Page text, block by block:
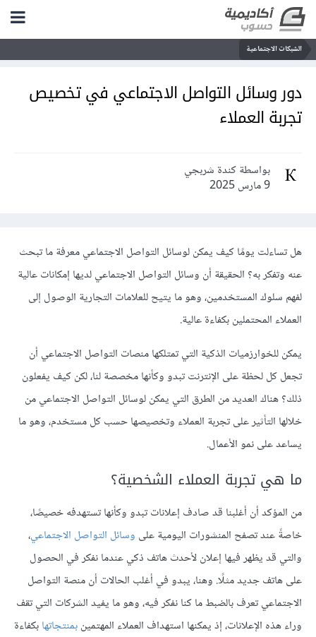
الشبكات الاجتماعية
دور وسائل التواصل الاجتماعي في تخصيص
تجربة العملاء
بواسطة كندة شربجي
9 مارس 2025
هل تساءلت يومًا كيف يمكن لوسائل التواصل الاجتماعي معرفة ما تبحث
عنه وتفكر به؟ الحقيقة أن وسائل التواصل الاجتماعي لديها إمكانات عالية
لفهم سلوك المستخدمين، وهو ما يتيح للعلامات التجارية الوصول إلى
العملاء المحتملين بكفاءة عالية.
يمكن للخوارزميات الذكية التي تمتلكها منصات التواصل الاجتماعي أن
تجعل كل لحظة على الإنترنت تبدو وكأنها مخصصة لنا، لكن كيف يفعلون
ذلك؟ هناك العديد من الطرق التي يمكن لوسائل التواصل الاجتماعي من
خلالها التأثير على تجربة العملاء وتخصيصها حسب كل مستخدم، وهو ما
يساعد على نمو الأعمال.
ما هي تجربة العملاء الشخصية؟
من المؤكد أن أغلبنا قد صادف إعلانات تبدو وكأنها تستهدفه خصيصًا،
خاصةً عند تصفح المنشورات اليومية على وسائل التواصل الاجتماعي،
والتي قد يظهر فيها إعلان لأحدث هاتف ذكي عندما نفكر في الحصول
على هاتف جديد مثلًا. وهنا، يبدو في أغلب الحالات أن منصة التواصل
الاجتماعي تعرف بالضبط ما كنا نفكر فيه، وهو ما يفيد الشركات التي تقف
وراء هذه الإعلانات، إذ يمكنها استهداف العملاء المهتمينبمنتجاتهابكفاءة